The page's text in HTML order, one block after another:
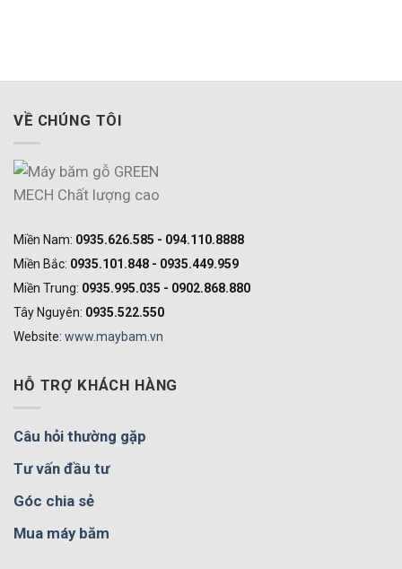
VỀ CHÚNG TÔI
Miền Nam: 0935.626.585 - 094.110.8888
Miền Bắc: 0935.101.848 - 0935.449.959
Miền Trung: 0935.995.035 - 0902.868.880
Tây Nguyên: 0935.522.550
Website: www.maybam.vn
HỖ TRỢ KHÁCH HÀNG
Câu hỏi thường gặp
Tư vấn đầu tư
Góc chia sẻ
Mua máy băm